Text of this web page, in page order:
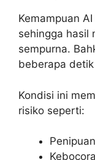
Kemampuan
sehingga hasil
sempurna.
beberapa
Kondisi ini
risiko seperti: